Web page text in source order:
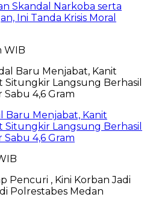
Skandal Narkoba serta
Ini Tanda Krisis Moral
WIB
Baru Menjabat, Kanit
Situngkir Langsung Berhasil
Sabu 4,6 Gram